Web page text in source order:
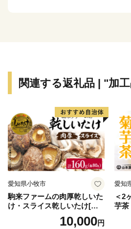
関連する返礼品 | "加
愛知県小牧市
駒来ファームの肉厚乾しいた
け・スライス乾しいたけ[極
上 肉厚 乾しいたけ 乾シイタ
ケ 乾椎茸 干ししいたけ 干し
10,000円
愛知
＜2
芋